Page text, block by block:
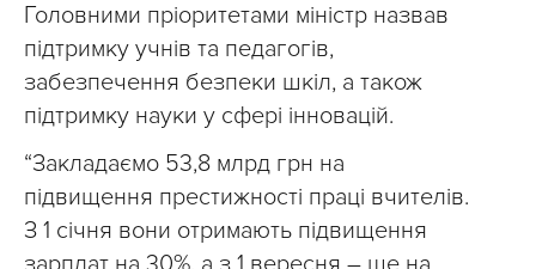
Головними пріоритетами міністр назвав
підтримку учнів та педагогів,
забезпечення безпеки шкіл, а також
підтримку науки у сфері інновацій.
“Закладаємо 53,8 млрд грн на
підвищення престижності праці вчителів.
З 1 січня вони отримають підвищення